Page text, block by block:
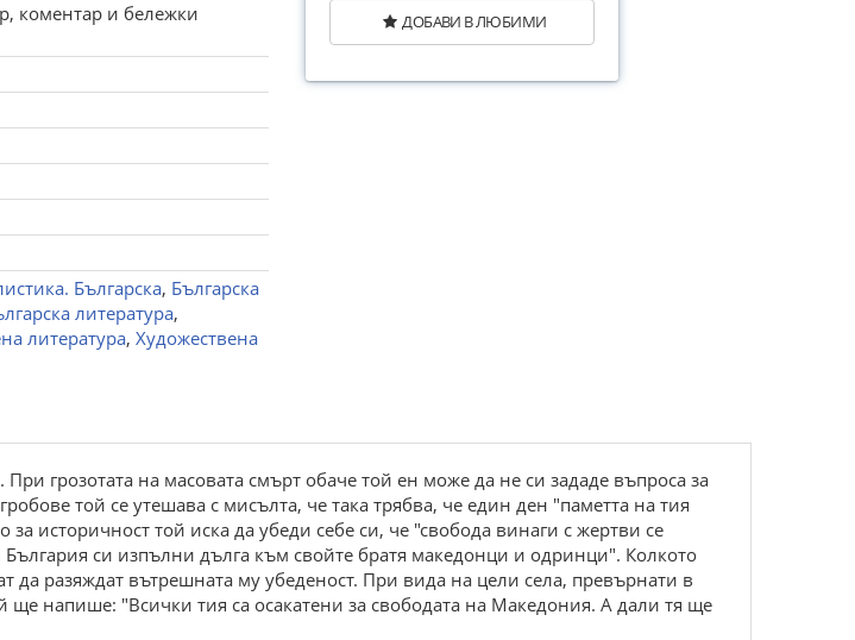
коментар и бележки
Българска, Българска
литература,
литература, Художествена
ДОБАВИ В ЛЮБИМИ
грозотата на масовата смърт обаче той ен може да не си зададе въпроса за
той се утешава с мисълта, че така трябва, че един ден "паметта на тия
историчност той иска да убеди себе си, че "свобода винаги с жертви се
си изпълни дълга към свойте братя македонци и одринци". Колкото
да разяждат вътрешната му убеденост. При вида на цели села, превърнати в
напише: "Всички тия са осакатени за свободата на Македония. А дали тя ще